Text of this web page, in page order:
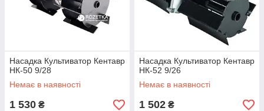
Насадка Культиватор Кентавр
НК-50 9/28
Немає в наявності
1 530 ₴
Насадка Культиватор Кентавр
НК-52 9/26
Немає в наявності
1 502 ₴